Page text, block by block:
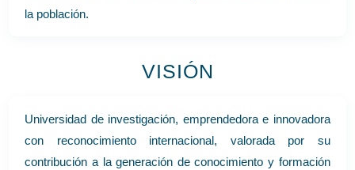
la población.
VISIÓN
Universidad de investigación, emprendedora e innovadora
con reconocimiento internacional, valorada por su
contribución a la generación de conocimiento y formación